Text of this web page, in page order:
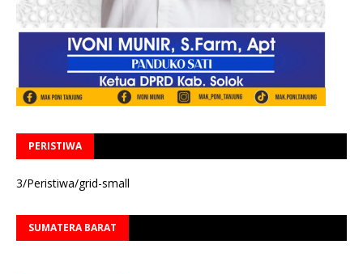
PERISTIWA
3/Peristiwa/grid-small
SUMATERA BARAT